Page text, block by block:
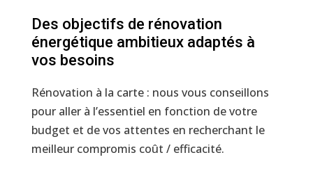
assurant un renouvellement d’air idéal.
Pour chaque projet nous estimons l’économie
d’énergie envisagée grâce à une évaluation
dispositifs d’aide et de financement
envisageables pour votre projet.
Diviser par 4 sa facture énergétique c’est
Des objectifs de rénovation
énergétique ambitieux adaptés à
vos besoins
Rénovation à la carte : nous vous conseillons
pour aller à l’essentiel en fonction de votre
budget et de vos attentes en recherchant le
meilleur compromis coût / efficacité.